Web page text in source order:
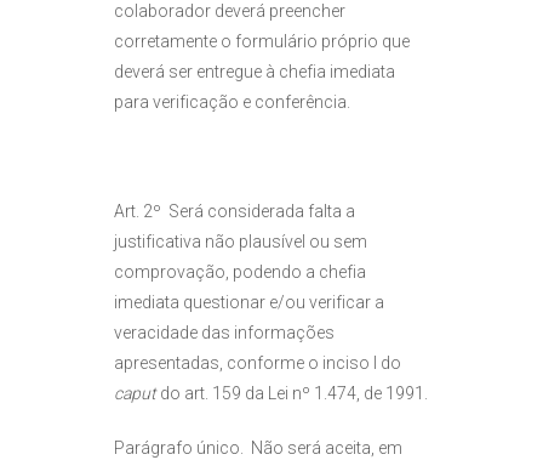
colaborador deverá preencher
corretamente o formulário próprio que
deverá ser entregue à chefia imediata
para verificação e conferência.
Art. 2º Será considerada falta a
justificativa não plausível ou sem
comprovação, podendo a chefia
imediata questionar e/ou verificar a
veracidade das informações
apresentadas, conforme o inciso I do
caputdo art. 159 da Lei nº 1.474, de 1991.
Parágrafo único. Não será aceita, em